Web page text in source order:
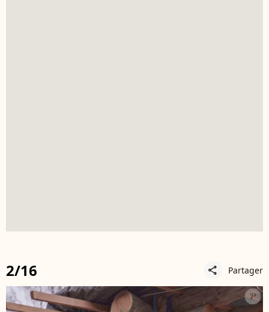
2/16 share Partager